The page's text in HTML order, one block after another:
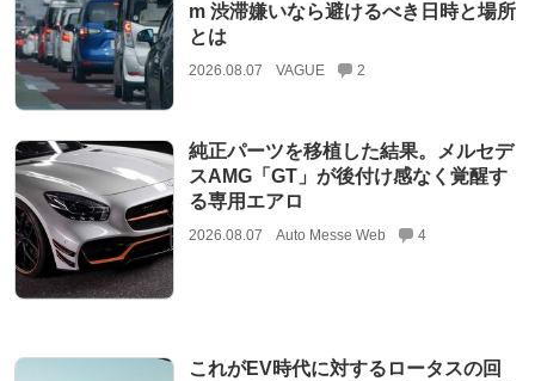
m 渋滞嫌いなら避けるべき日時と場所
とは
2026.08.07 VAGUE 2
純正パーツを移植した結果。メルセデ
スAMG「GT」が後付け感なく覚醒す
る専用エアロ
2026.08.07 Auto Messe Web 4
これがEV時代に対するロータスの回